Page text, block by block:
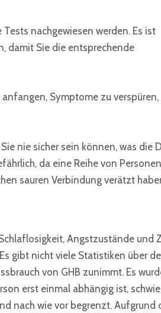
nachgewiesen werden. Es ist
damit Sie die entsprechende
Symptome zu
nie sicher sein können, was die
da eine Reihe von
sauren Verbindung verätzt
Angstzustände und
gibt nicht viele Statistiken über
von GHB zunimmt. Es
erst einmal abhängig ist,
nach wie vor begrenzt. Aufgrund